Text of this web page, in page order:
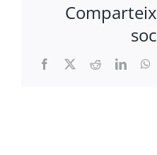
Facebook
X Reddit